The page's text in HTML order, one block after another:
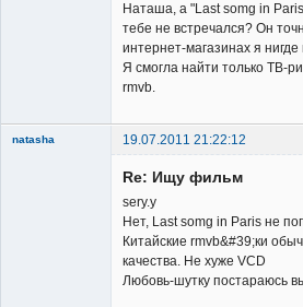
Наташа, а "Last somg in
тебе не встречался? Он
интернет-магазинах я
Я смогла найти только ТВ-
rmvb.
natasha 19.07.2011 21:22:12
Re: Ищу фильм
sery.y
Нет, Last somg in Paris не
Китайские rmvb&#39;ки
качества. Не хуже VCD
Любовь-шутку постараюсь